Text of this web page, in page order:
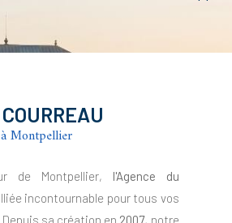
Montpellier
de Montpellier, l'Agence du
incontournable pour tous vos
sa création en 2007, notre